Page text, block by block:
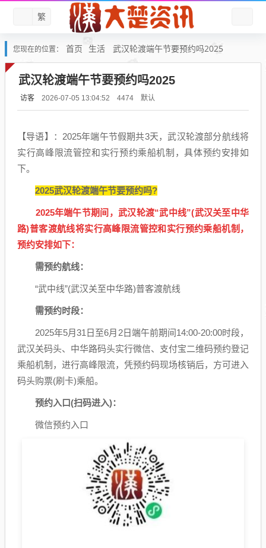
繁
您现在的位置： 首页 生活 武汉轮渡端午节要预约吗2025
武汉轮渡端午节要预约吗2025
访客 2026-07-05 13:04:52 4474 默认
【导语】：2025年端午节假期共3天，武汉轮渡部分航线将
实行高峰限流管控和实行预约乘船机制，具体预约安排如
下。
2025武汉轮渡端午节要预约吗?
2025年端午节期间，武汉轮渡“武中线”(武汉关至中华
路)普客渡航线将实行高峰限流管控和实行预约乘船机制，
预约安排如下：
需预约航线：
“武中线”(武汉关至中华路)普客渡航线
需预约时段：
2025年5月31日至6月2日端午前期间14:00-20:00时段，
武汉关码头、中华路码头实行微信、支付宝二维码预约登记
乘船机制，进行高峰限流，凭预约码现场核销后，方可进入
码头购票(刷卡)乘船。
预约入口(扫码进入)：
微信预约入口